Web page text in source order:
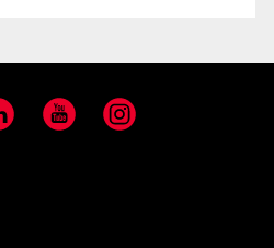
YouTube Instagram